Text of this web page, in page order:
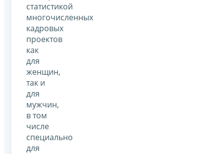
статистикой
многочисленных
кадровых
проектов
как
для
женщин,
так и
для
мужчин,
в том
числе
специально
для